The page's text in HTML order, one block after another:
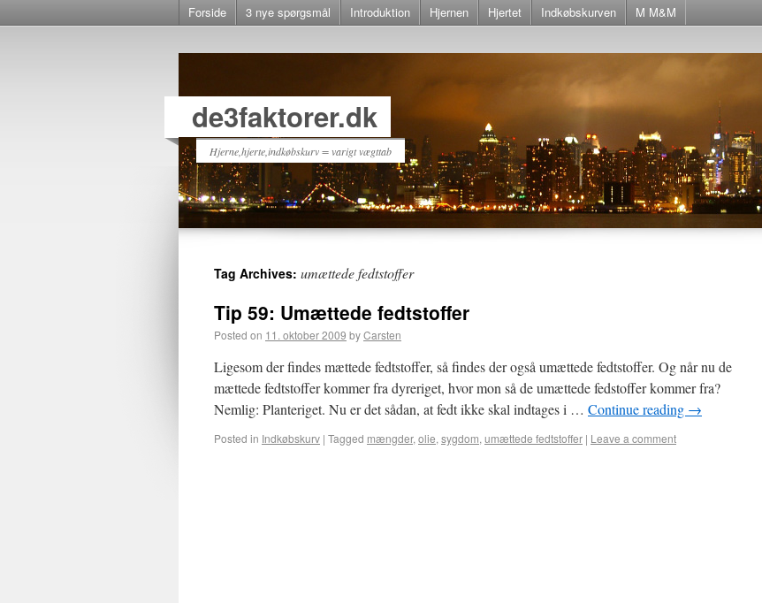
Forside 3 nye spørgsmål Introduktion Hjernen Hjertet Indkøbskurven M M&M
de3faktorer.dk
Hjerne,hjerte,indkøbskurv = varigt vægttab
Tag Archives: umættede fedtstoffer
Tip 59: Umættede fedtstoffer
Posted on 11. oktober 2009 byCarsten
Ligesom der findes mættede fedtstoffer, så findes der også umættede fedtstoffer. Og når nu de
mættede fedtstoffer kommer fra dyreriget, hvor mon så de umættede fedstoffer kommer fra?
Nemlig: Planteriget. Nu er det sådan, at fedt ikke skal indtages i … Continue reading →
Posted in Indkøbskurv | Tagged mængder, olie, sygdom, umættede fedtstoffer | Leave a comment